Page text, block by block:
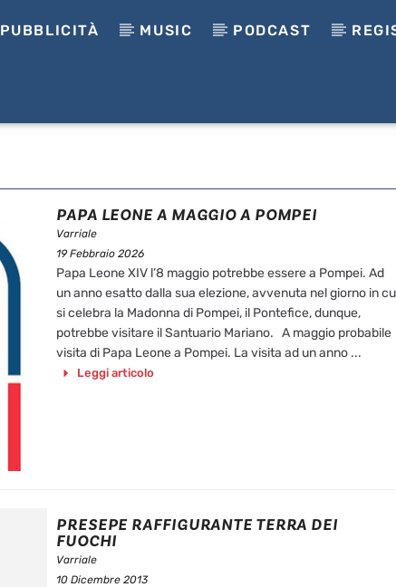
PUBBLICITÀ MUSIC PODCAST
PAPA LEONE A MAGGIO A POMPEI
Varriale
19 Febbraio 2026
Papa Leone XIV l’8 maggio potrebbe essere a Pompei. Ad
un anno esatto dalla sua elezione, avvenuta nel giorno in
si celebra la Madonna di Pompei, il Pontefice, dunque,
potrebbe visitare il Santuario Mariano. A maggio probabile
visita di Papa Leone a Pompei. La visita ad un anno ...
Leggi articolo
PRESEPE RAFFIGURANTE TERRA DEI
FUOCHI
Varriale
10 Dicembre 2013